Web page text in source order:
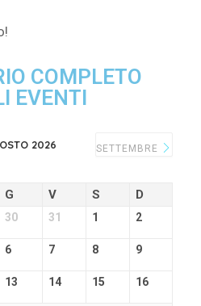
COMPLETO
EVENTI
2026 SETTEMBRE
G V S D
30 31 1 2
6 7 8 9
13 14 15 16